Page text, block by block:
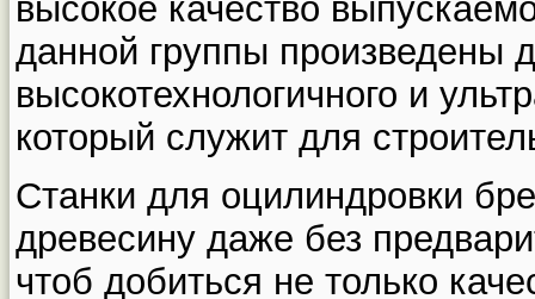
высокое качество
данной группы произведены
высокотехнологичного и
который служит для
Станки для оцилиндровки
древесину даже без
чтоб добиться не только